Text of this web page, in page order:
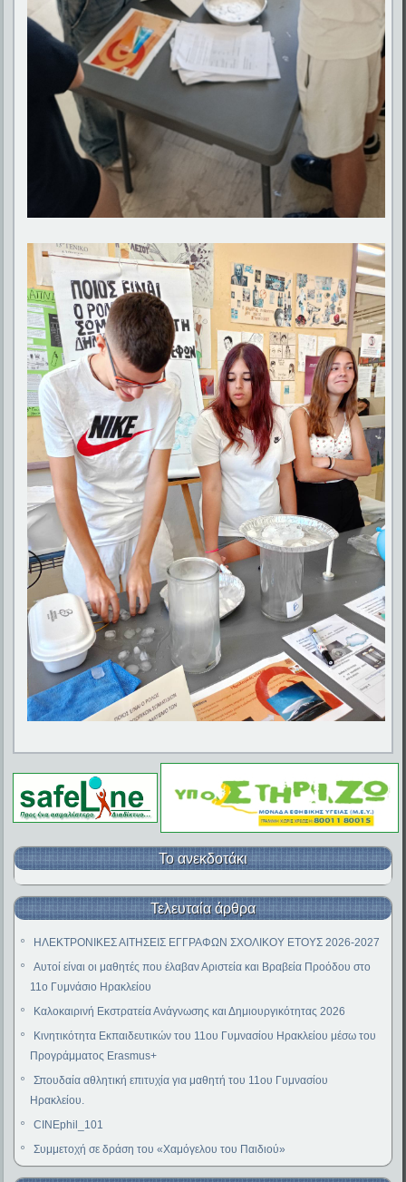
Το ανεκδοτάκι
Τελευταία άρθρα
ΗΛΕΚΤΡΟΝΙΚΕΣ ΑΙΤΗΣΕΙΣ ΕΓΓΡΑΦΩΝ ΣΧΟΛΙΚΟΥ ΕΤΟΥΣ 2026-2027
Αυτοί είναι οι μαθητές που έλαβαν Αριστεία και Βραβεία Προόδου στο
11ο Γυμνάσιο Ηρακλείου
Καλοκαιρινή Εκστρατεία Ανάγνωσης και Δημιουργικότητας 2026
Κινητικότητα Εκπαιδευτικών του 11ου Γυμνασίου Ηρακλείου μέσω του
Προγράμματος Erasmus+
Σπουδαία αθλητική επιτυχία για μαθητή του 11ου Γυμνασίου
Ηρακλείου.
CINEphil_101
Συμμετοχή σε δράση του «Χαμόγελου του Παιδιού»